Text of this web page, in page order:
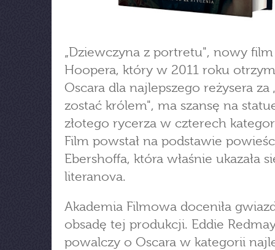
„Dziewczyna z portretu", nowy
Hoopera, który w 2011 roku
Oscara dla najlepszego reżysera za
zostać królem", ma szansę na
złotego rycerza w czterech
Film powstał na podstawie
Ebershoffa, która właśnie ukazała
literanova.
Akademia Filmowa doceniła
obsadę tej produkcji. Eddie
powalczy o Oscara w kategorii